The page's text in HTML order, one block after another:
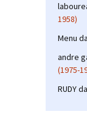
1958)
Menu
andre
(1975-
RUDY